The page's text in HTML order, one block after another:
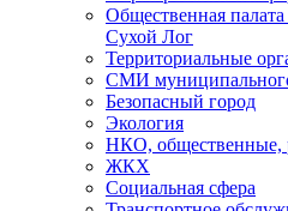
Общественная
Сухой Лог
Территориальные
СМИ
Безопасный город
Экология
НКО, общественные,
ЖКХ
Социальная сфера